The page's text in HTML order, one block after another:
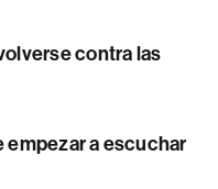
contra las
empezar a escuchar